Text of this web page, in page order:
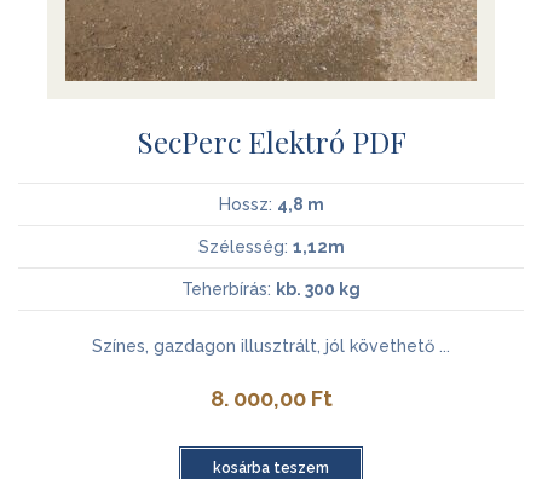
SecPerc Elektró PDF
Hossz: 4,8 m
Szélesség: 1,12m
Teherbírás: kb. 300 kg
Színes, gazdagon illusztrált, jól követhető ...
8. 000,00 Ft
kosárba teszem